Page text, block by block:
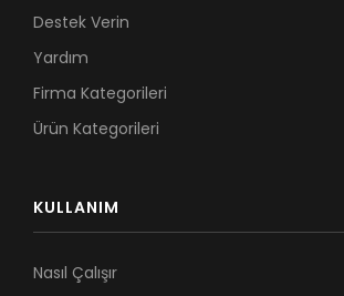
Destek Verin
Yardım
Firma Kategorileri
Ürün Kategorileri
KULLANIM
Nasıl Çalışır